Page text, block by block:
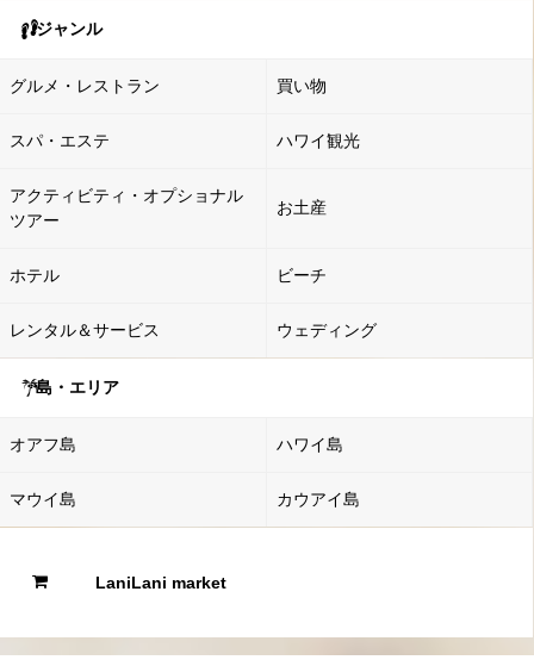
ジャンル
グルメ・レストラン 買い物
スパ・エステ ハワイ観光
アクティビティ・オプショナル
ツアー
お土産
ホテル ビーチ
レンタル＆サービス ウェディング
島・エリア
オアフ島 ハワイ島
マウイ島 カウアイ島
LaniLani market